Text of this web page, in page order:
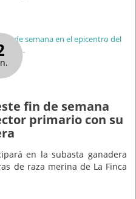
fin de semana
primario con su
en la subasta ganadera
de raza merina de La Finca